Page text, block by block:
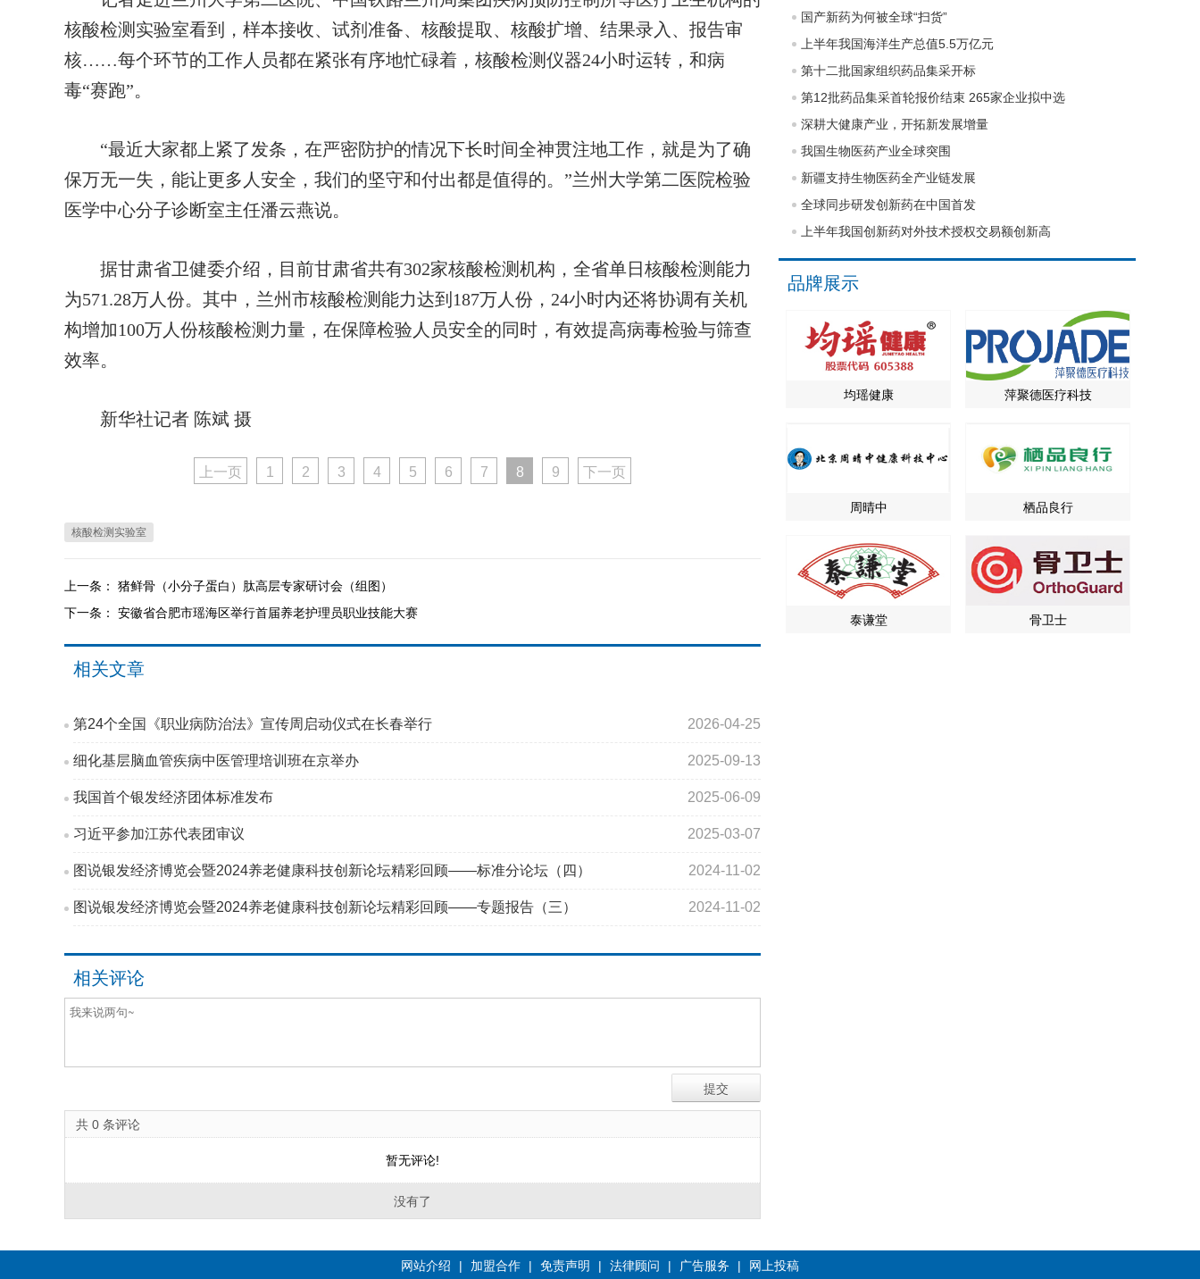
核酸检测实验室看到，样本接收、试剂准备、核酸提取、核酸扩增、结果录入、报告审
核……每个环节的工作人员都在紧张有序地忙碌着，核酸检测仪器24小时运转，和病
毒“赛跑”。
“最近大家都上紧了发条，在严密防护的情况下长时间全神贯注地工作，就是为了确
保万无一失，能让更多人安全，我们的坚守和付出都是值得的。”兰州大学第二医院检验
医学中心分子诊断室主任潘云燕说。
据甘肃省卫健委介绍，目前甘肃省共有302家核酸检测机构，全省单日核酸检测能力
为571.28万人份。其中，兰州市核酸检测能力达到187万人份，24小时内还将协调有关机
构增加100万人份核酸检测力量，在保障检验人员安全的同时，有效提高病毒检验与筛查
效率。
新华社记者 陈斌 摄
上一页 1 2 3 4 5 6 7 8 9 下一页
核酸检测实验室
上一条： 猪鲜骨（小分子蛋白）肽高层专家研讨会（组图）
下一条： 安徽省合肥市瑶海区举行首届养老护理员职业技能大赛
相关文章
第24个全国《职业病防治法》宣传周启动仪式在长春举行 2026-04-25
细化基层脑血管疾病中医管理培训班在京举办 2025-09-13
我国首个银发经济团体标准发布 2025-06-09
习近平参加江苏代表团审议 2025-03-07
图说银发经济博览会暨2024养老健康科技创新论坛精彩回顾——标准分论坛（四） 2024-11-02
图说银发经济博览会暨2024养老健康科技创新论坛精彩回顾——专题报告（三） 2024-11-02
相关评论
共 0 条评论
暂无评论!
没有了
国产新药为何被全球“扫货”
上半年我国海洋生产总值5.5万亿元
第十二批国家组织药品集采开标
第12批药品集采首轮报价结束 265家企业拟中选
深耕大健康产业，开拓新发展增量
我国生物医药产业全球突围
新疆支持生物医药全产业链发展
全球同步研发创新药在中国首发
上半年我国创新药对外技术授权交易额创新高
品牌展示
均瑶健康 萍聚德医疗科技
周晴中 栖品良行
泰谦堂 骨卫士
网站介绍 | 加盟合作 | 免责声明 | 法律顾问 | 广告服务 | 网上投稿